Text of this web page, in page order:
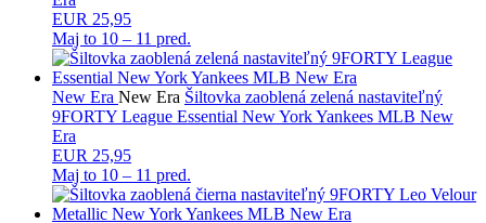
EUR 25,95
Maj to 10 – 11 pred.
New Era New Era Šiltovka zaoblená zelená nastaviteľný
9FORTY League Essential New York Yankees MLB New
Era
EUR 25,95
Maj to 10 – 11 pred.